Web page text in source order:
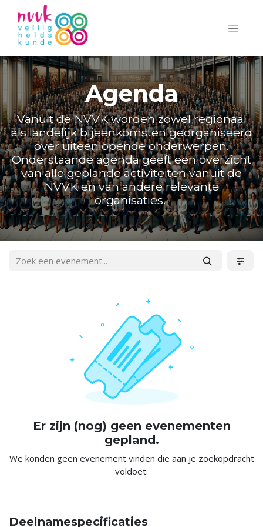
Agenda
Vanuit de NVVK worden zowel regionaal
als landelijk bijeenkomsten georganiseerd
over uiteenlopende onderwerpen.
Onderstaande agenda geeft een overzicht
van alle geplande activiteiten vanuit de
NVVK en van andere relevante
organisaties.
Er zijn (nog) geen evenementen
gepland.
We konden geen evenement vinden die aan je zoekopdracht
voldoet.
Deelnamespecificaties